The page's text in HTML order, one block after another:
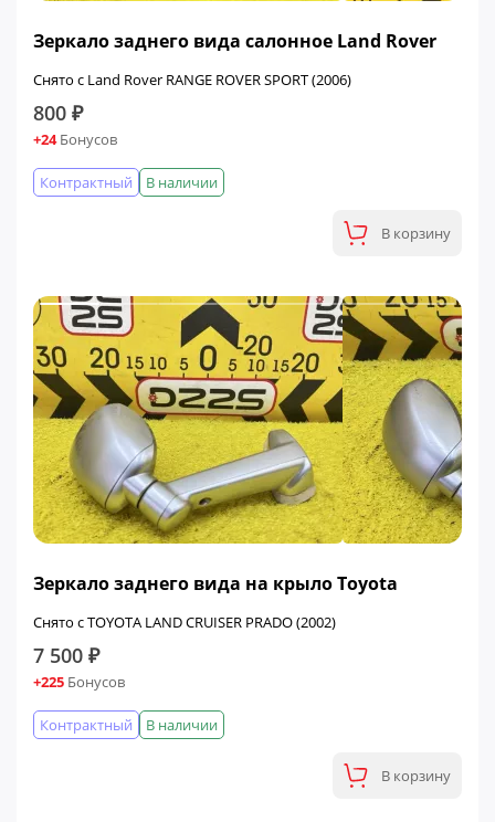
Зеркало заднего вида салонное Land Rover
Снято с Land Rover RANGE ROVER SPORT (2006)
800 ₽
+24Бонусов
В наличии
Контрактный
В корзину
Зеркало заднего вида на крыло Toyota
Снято с TOYOTA LAND CRUISER PRADO (2002)
7 500 ₽
+225 Бонусов
В наличии
Контрактный
В корзину